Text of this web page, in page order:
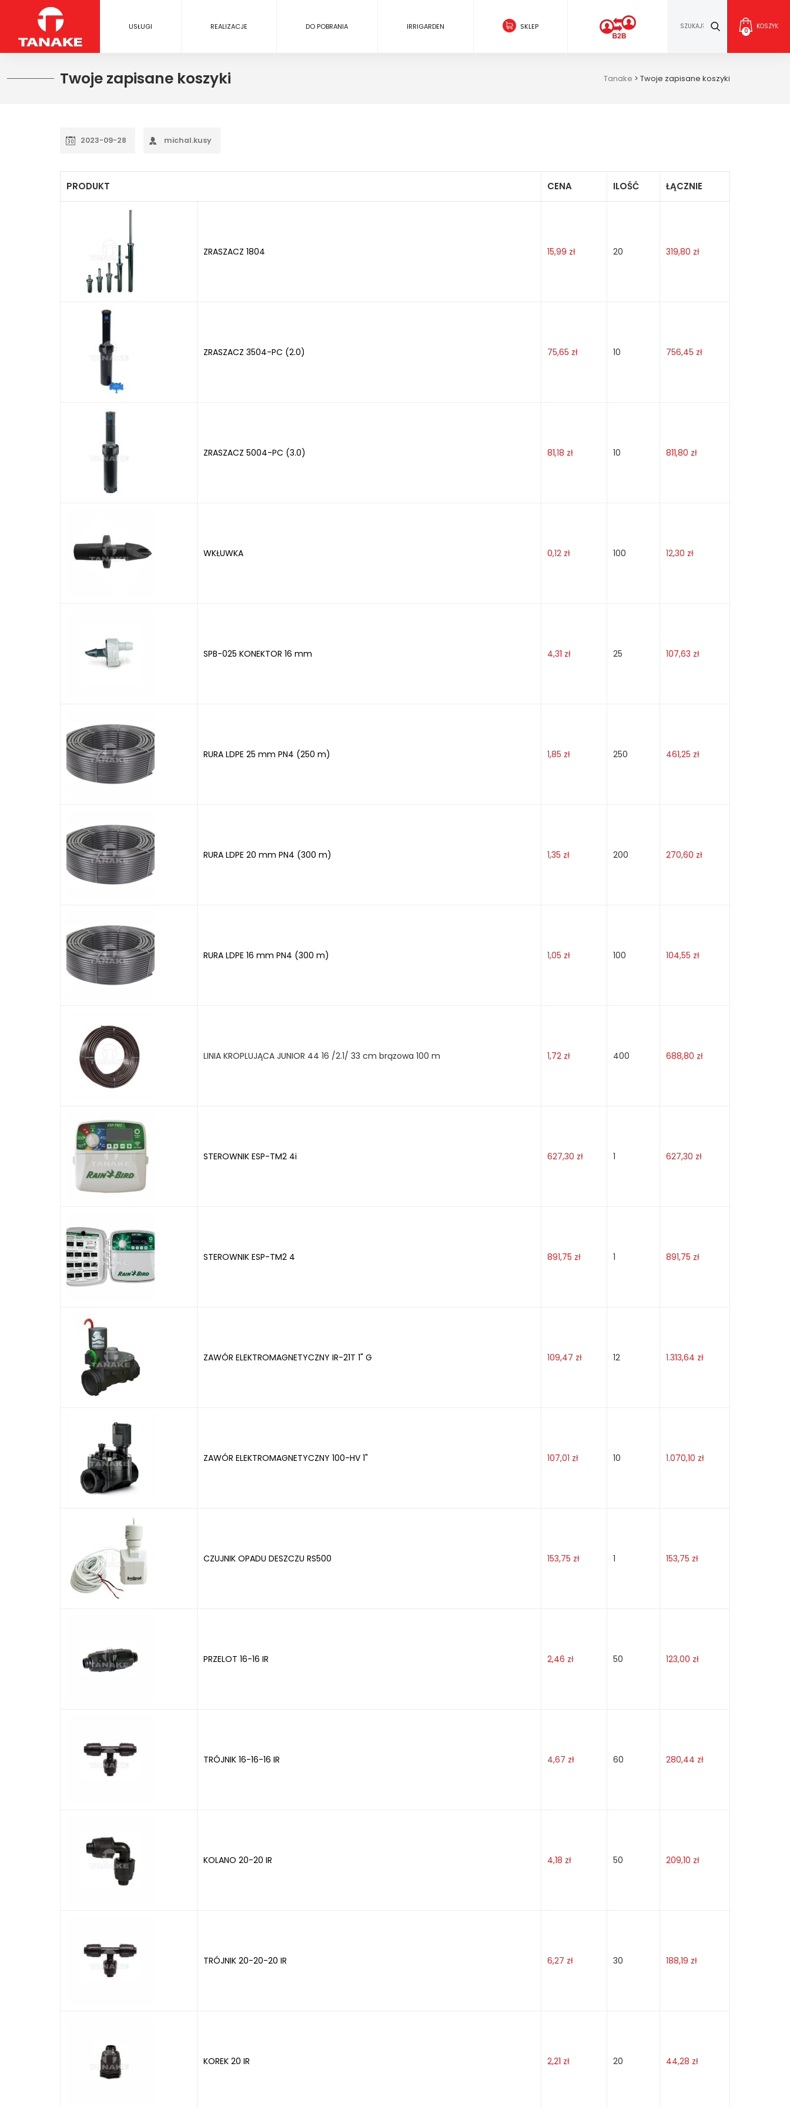
USŁUGI REALIZACJE DO POBRANIA IRRIGARDEN SKLEP 0
KOSZYK
Twoje zapisane koszyki Tanake > Twoje zapisane koszyki
2023-09-28 michal.kusy
PRODUKT CENA ILOŚĆ ŁĄCZNIE
ZRASZACZ 1804 15,99 zł 20 319,80 zł
ZRASZACZ 3504-PC (2.0) 75,65 zł 10 756,45 zł
ZRASZACZ 5004-PC (3.0) 81,18 zł 10 811,80 zł
WKŁUWKA 0,12 zł 100 12,30 zł
SPB-025 KONEKTOR 16 mm 4,31 zł 25 107,63 zł
RURA LDPE 25 mm PN4 (250 m) 1,85 zł 250 461,25 zł
RURA LDPE 20 mm PN4 (300 m) 1,35 zł 200 270,60 zł
RURA LDPE 16 mm PN4 (300 m) 1,05 zł 100 104,55 zł
LINIA KROPLUJĄCA JUNIOR 44 16 /2.1/ 33 cm brązowa 100 m 1,72 zł 400 688,80 zł
STEROWNIK ESP-TM2 4i 627,30 zł 1 627,30 zł
STEROWNIK ESP-TM2 4 891,75 zł 1 891,75 zł
ZAWÓR ELEKTROMAGNETYCZNY IR-21T 1" G 109,47 zł 12 1.313,64 zł
ZAWÓR ELEKTROMAGNETYCZNY 100-HV 1" 107,01 zł 10 1.070,10 zł
CZUJNIK OPADU DESZCZU RS500 153,75 zł 1 153,75 zł
PRZELOT 16-16 IR 2,46 zł 50 123,00 zł
TRÓJNIK 16-16-16 IR 4,67 zł 60 280,44 zł
KOLANO 20-20 IR 4,18 zł 50 209,10 zł
TRÓJNIK 20-20-20 IR 6,27 zł 30 188,19 zł
KOREK 20 IR 2,21 zł 20 44,28 zł